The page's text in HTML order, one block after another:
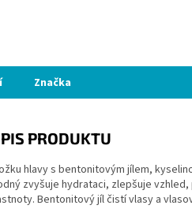
Značka
PRODUKTU
hlavy s bentonitovým jílem,
zvyšuje hydrataci, zlepšuje
Bentonitový jíl čistí vlasy a